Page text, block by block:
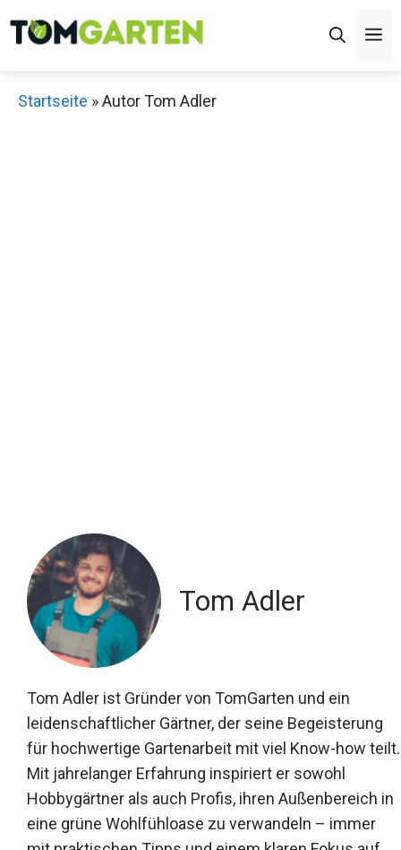
Inhalt
Startseite »Autor Tom Adler
Tom Adler
Tom Adler ist Gründer von TomGarten und ein
leidenschaftlicher Gärtner, der seine Begeisterung
für hochwertige Gartenarbeit mit viel Know-how teilt.
Mit jahrelanger Erfahrung inspiriert er sowohl
Hobbygärtner als auch Profis, ihren Außenbereich in
eine grüne Wohlfühloase zu verwandeln – immer